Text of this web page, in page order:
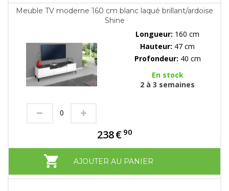
Meuble TV moderne 160 cm blanc laqué brillant/ardoise
Shine
Longueur: 160 cm
Hauteur: 47 cm
Profondeur: 40 cm
En stock
2 à 3 semaines
238€ 90
AJOUTER AU PANIER